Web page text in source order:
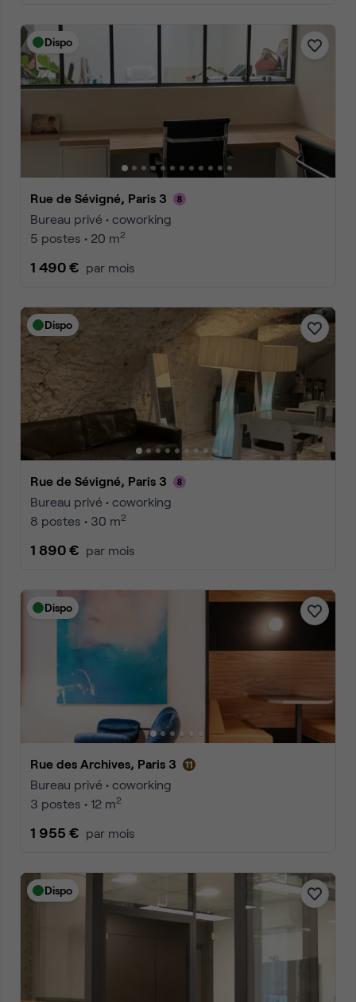
Dispo
Rue de Sévigné, Paris 3
Bureau privé • coworking
5 postes • 20 m2
1 490 € par mois
Dispo
Rue de Sévigné, Paris 3
Bureau privé • coworking
8 postes • 30 m2
1 890 € par mois
Dispo
Rue des Archives, Paris 3
Bureau privé • coworking
3 postes • 12 m2
1 955 € par mois
Dispo